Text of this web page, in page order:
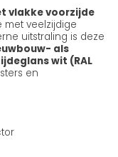
vlakke voorzijde
veelzijdige
uitstraling is deze
als
wit (RAL
en